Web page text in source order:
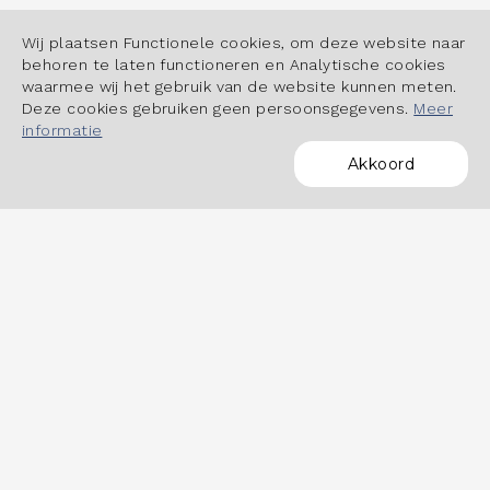
Wij plaatsen Functionele cookies, om deze website naar
behoren te laten functioneren en Analytische cookies
waarmee wij het gebruik van de website kunnen meten.
Deze cookies gebruiken geen persoonsgegevens. Meer
informatie
Akkoord
POWERED BY